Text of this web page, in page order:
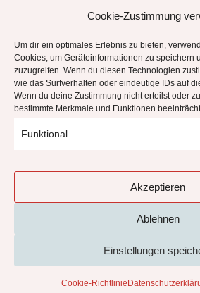
Cookie-Zustimmung
Um dir ein optimales Erlebnis zu bieten,
Cookies, um Geräteinformationen zu speichern
zuzugreifen. Wenn du diesen Technologien
wie das Surfverhalten oder eindeutige IDs auf
Wenn du deine Zustimmung nicht erteilst oder
bestimmte Merkmale und Funktionen
Funktional
Akzeptieren
Ablehnen
Einstellungen
Cookie-Richtlinie
Datenschutzhinweise
Impressum
Cookie-Richtlinie (EU)
!